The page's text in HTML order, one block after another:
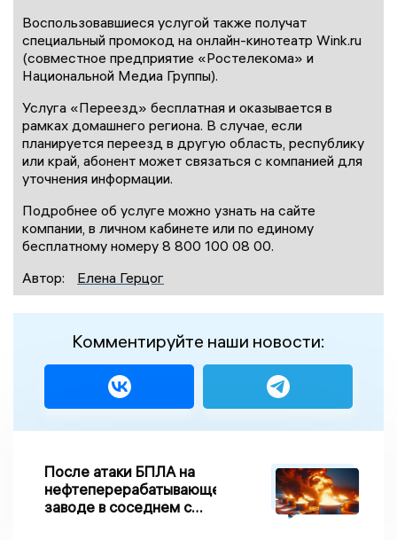
Воспользовавшиеся услугой также получат
специальный промокод на онлайн-кинотеатр Wink.ru
(совместное предприятие «Ростелекома» и
Национальной Медиа Группы).
Услуга «Переезд» бесплатная и оказывается в
рамках домашнего региона. В случае, если
планируется переезд в другую область, республику
или край, абонент может связаться с компанией для
уточнения информации.
Подробнее об услуге можно узнать на сайте
компании, в личном кабинете или по единому
бесплатному номеру 8 800 100 08 00.
Автор:
Елена Герцог
Комментируйте наши новости:
После атаки БПЛА на
нефтеперерабатывающем
заводе в соседнем с